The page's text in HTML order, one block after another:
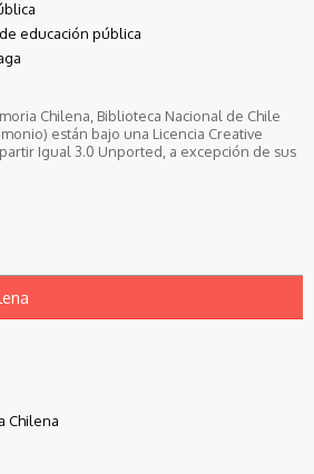
educación pública
Chilena, Biblioteca Nacional de Chile
están bajo una Licencia Creative
Igual 3.0 Unported, a excepción de sus
Chilena